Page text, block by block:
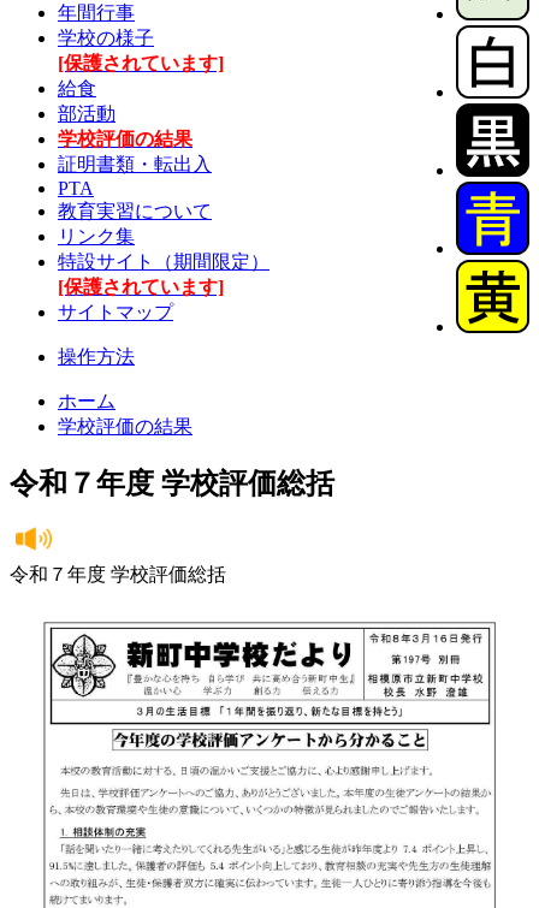
年間行事
学校の様子
[保護されています]
給食
部活動
学校評価の結果
証明書類・転出入
PTA
教育実習について
リンク集
特設サイト（期間限定）
[保護されています]
サイトマップ
操作方法
ホーム
学校評価の結果
令和７年度 学校評価総括
令和７年度 学校評価総括